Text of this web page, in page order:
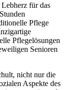
für das
Pflege
Pflegelösungen
Senioren
nicht nur die
Aspekte des